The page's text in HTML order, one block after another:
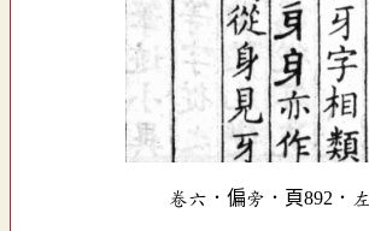
卷六．偏旁．頁892．左